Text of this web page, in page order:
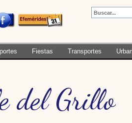
Fiestas Transportes
del Grillo